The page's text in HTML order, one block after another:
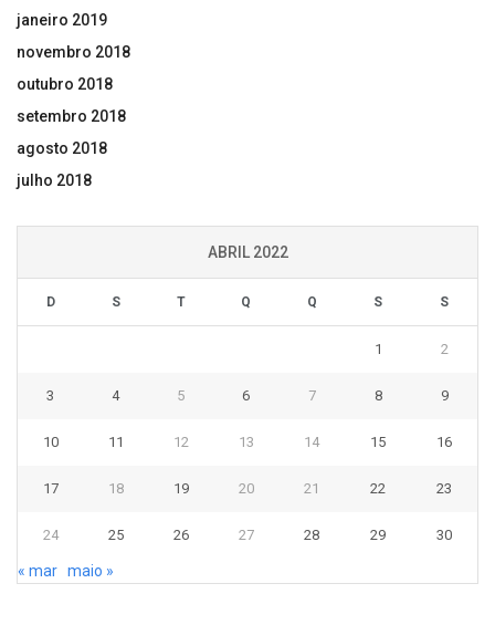
janeiro 2019
novembro 2018
outubro 2018
setembro 2018
agosto 2018
julho 2018
ABRIL 2022
D S T Q Q S S
1 2
3 4 5 6 7 8 9
10 11 12 13 14 15 16
17 18 19 20 21 22 23
24 25 26 27 28 29 30
« mar maio »